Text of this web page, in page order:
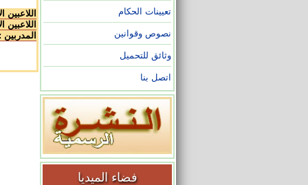
تعيينات الحكام
نصوص وقوانين
وثائق للتحميل
اتصل بنا
فضاء الميديا
اللاعبين
اللاعبين
المدربين :